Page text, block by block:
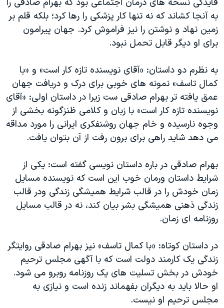
فایدگی نسخه های درمان اجتماعی بود که بهرام صادقی را
به آنجا کشاند که نه تنها کار پزشکی را رها کرد؛ بلکه قلم بر
زمین نهاد و نوشتن را نیز فراموش کرد. جهان پیرامون
برای او دیگر قابل تحمل نبود.
به نظرم دو داستان: «آقای نویسنده تازه کار است» و «با
کمال تاسف» نمونه های خوبی برای درک و دریافت جهان
عمق یافته تر بهرام صادقی ست زیرا در داستان اولی: «آقای
نویسنده تازه کار است» با زبان و کلامی ظنزگونه بخشی از
وجوه نارسیده و خام جهان روشنفکری ایرانی را مورد مداقه
می دهد شاید راهی برای برون رفت از آن بتوان یافت.
بهرام صادقی در باره داستان نویسی گفته است: یكی از
شرایط داستان ورمان خوب این است كه نویسنده مسایل
زمان خودش را در قالب شرایط همیشگی زندگی ودر قالب
زندگی ذهنی همیشگی بشر بیان كند، نه در قالب مسایل
روزنامه ای زمان.
در داستان کوتاه: «با کمال تاسف» نیز بهرام صادقی روایتگر
زندگی یک کارمند دولت است که با آگهی مجلس ترحیم
خودش در بخش تسلیت های یک روزنامه روبرو می شود.
او حالا باید به دیگران بفهماند زنده است و نیازی به
مجلس ترحیم او نیست.